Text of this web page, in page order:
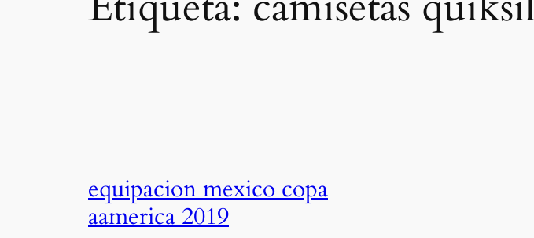
equipacion mexico copa
aamerica 2019